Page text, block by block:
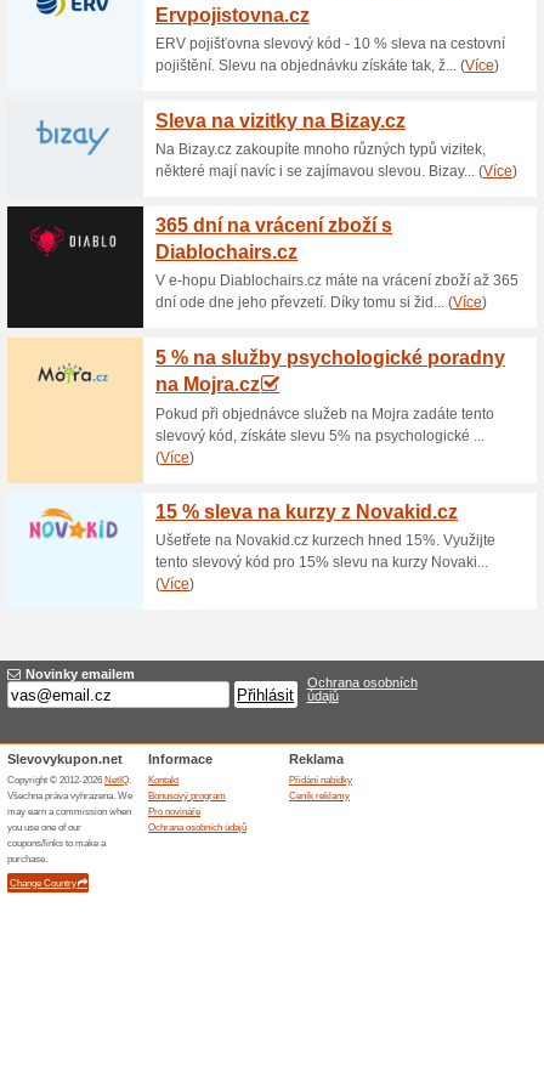
Aktuální slevy a
Značkovač 9211/1,
Papiron.cz
100% fungovalo Akce
Značkovač 9211/1, lakový,
Stopa písma je světlostálá,
otěru i povětrnostním vlivům. .
Visačka na
Papiron
100% fungovalo
Visačka na jmenovku - na